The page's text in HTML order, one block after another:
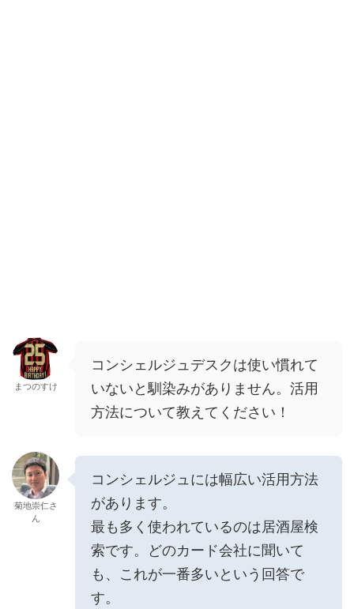
まつのすけ
コンシェルジュデスクは使い慣れて
いないと馴染みがありません。活用
方法について教えてください！
菊地崇仁さ
ん
コンシェルジュには幅広い活用方法
があります。
最も多く使われているのは居酒屋検
索です。どのカード会社に聞いて
も、これが一番多いという回答で
す。